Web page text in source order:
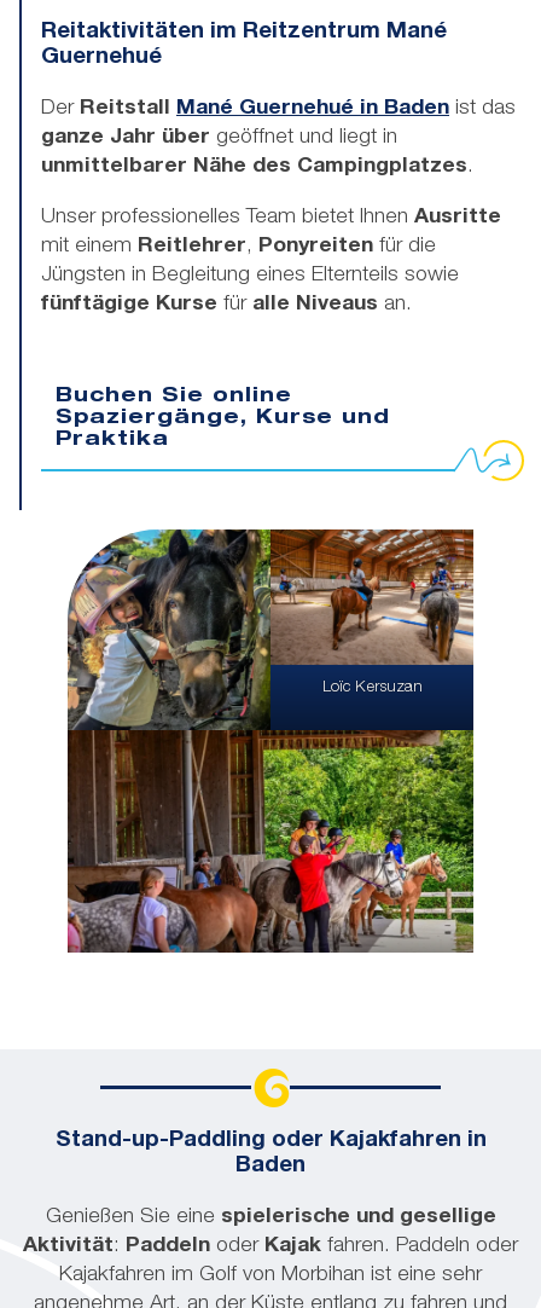
Wandern © Martin VIEZZER
Reitaktivitäten im Reitzentrum Mané
Guernehué
Der Reitstall Mané Guernehué in Baden ist das
ganze Jahr über geöffnet und liegt in
unmittelbarer Nähe des Campingplatzes.
Unser professionelles Team bietet Ihnen Ausritte
mit einem Reitlehrer, Ponyreiten für die
Jüngsten in Begleitung eines Elternteils sowie
fünftägige Kurse für alle Niveaus an.
Buchen Sie online
Spaziergänge, Kurse und
Praktika
Loïc Kersuzan
Stand-up-Paddling oder Kajakfahren in
Baden
Genießen Sie eine spielerische und gesellige
Aktivität: Paddeln oder Kajak fahren. Paddeln oder
Kajakfahren im Golf von Morbihan ist eine sehr